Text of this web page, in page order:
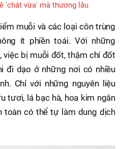
'chát vừa' mà thương lâu
muỗi và các loại côn trùng
ít phiền toái. Với những
việc bị muỗi đốt, thậm chí đốt
đi dạo ở những nơi có nhiều
Chỉ với những nguyên liệu
tươi, lá bạc hà, hoa kim ngân
toàn có thể tự làm dung dịch